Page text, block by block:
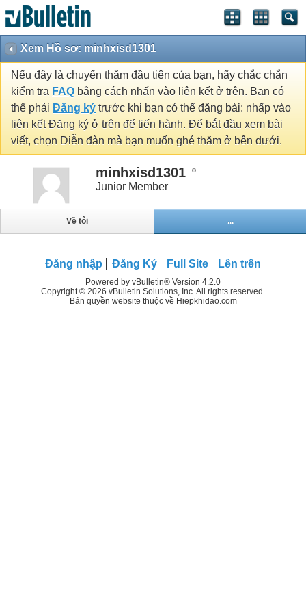
Xem Hồ sơ: minhxisd1301
Nếu đây là chuyến thăm đầu tiên của bạn, hãy chắc chắn
kiểm tra FAQ bằng cách nhấn vào liên kết ở trên. Bạn có
thể phải Đăng ký trước khi bạn có thể đăng bài: nhấp vào
liên kết Đăng ký ở trên để tiến hành. Để bắt đầu xem bài
viết, chọn Diễn đàn mà bạn muốn ghé thăm ở bên dưới.
minhxisd1301
Junior Member
Về tôi ...
Đăng nhập Đăng Ký Full Site Lên trên
Powered by vBulletin® Version 4.2.0
Copyright © 2026 vBulletin Solutions, Inc. All rights reserved.
Bản quyền website thuộc về Hiepkhidao.com